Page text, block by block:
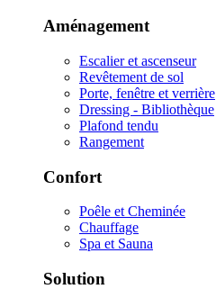
Aménagement
Escalier et ascenseur
Revêtement de sol
Porte, fenêtre et verrière
Dressing - Bibliothèque
Plafond tendu
Rangement
Confort
Poêle et Cheminée
Chauffage
Spa et Sauna
Solution